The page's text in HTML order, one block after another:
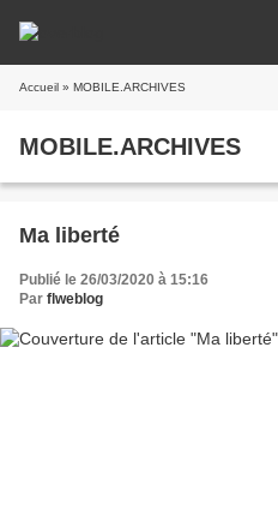
Accueil » MOBILE.ARCHIVES
MOBILE.ARCHIVES
Ma liberté
Publié le 26/03/2020 à 15:16
Par flweblog